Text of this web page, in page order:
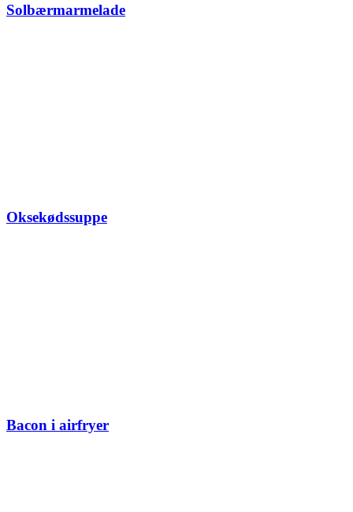
Solbærmarmelade
Oksekødssuppe
Bacon i airfryer